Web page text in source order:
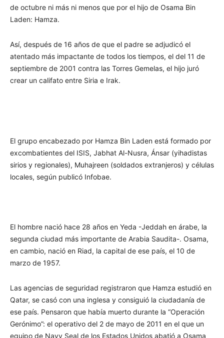
de octubre ni más ni menos que por el hijo de Osama Bin
Laden: Hamza.
Así, después de 16 años de que el padre se adjudicó el
atentado más impactante de todos los tiempos, el del 11 de
septiembre de 2001 contra las Torres Gemelas, el hijo juró
crear un califato entre Siria e Irak.
El grupo encabezado por Hamza Bin Laden está formado por
excombatientes del ISIS, Jabhat Al-Nusra, Ánsar (yihadistas
sirios y regionales), Muhajreen (soldados extranjeros) y células
locales, según publicó Infobae.
El hombre nació hace 28 años en Yeda -Jeddah en árabe, la
segunda ciudad más importante de Arabia Saudita-. Osama,
en cambio, nació en Riad, la capital de ese país, el 10 de
marzo de 1957.
Las agencias de seguridad registraron que Hamza estudió en
Qatar, se casó con una inglesa y consiguió la ciudadanía de
ese país. Pensaron que había muerto durante la “Operación
Gerónimo”: el operativo del 2 de mayo de 2011 en el que un
equipo de Navy Seal de los Estados Unidos abatió a Osama